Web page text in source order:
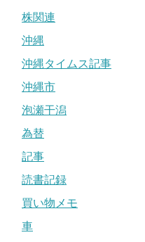
株関連
沖縄
沖縄タイムス記事
沖縄市
泡瀬干潟
為替
記事
読書記録
買い物メモ
車